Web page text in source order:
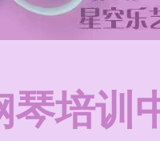
琴培训